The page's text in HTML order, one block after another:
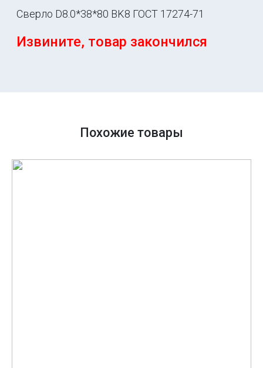
Сверло D8.0*38*80 BK8 ГОСТ 17274-71
Извините, товар закончился
Похожие товары